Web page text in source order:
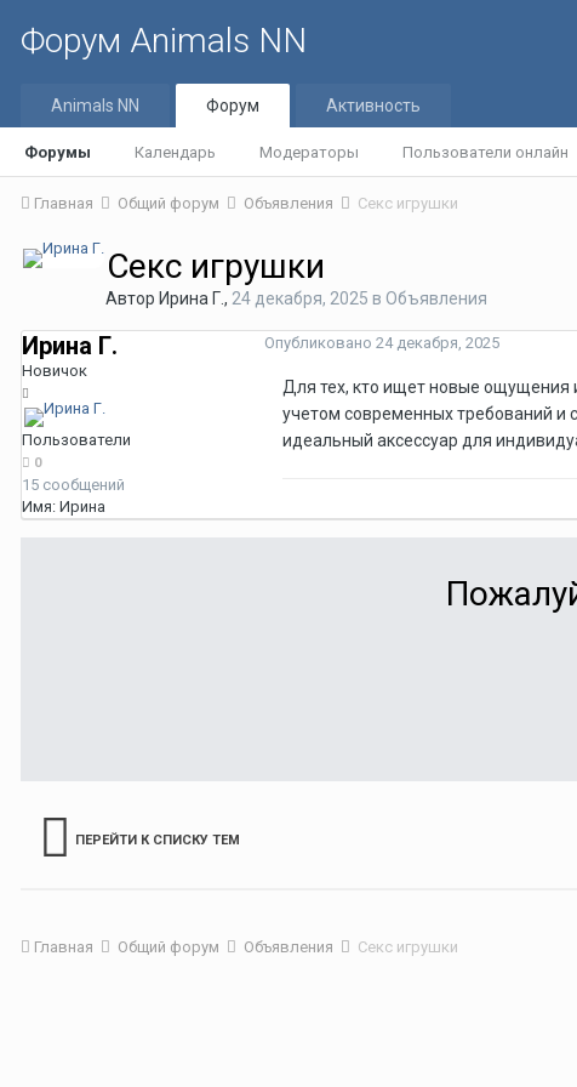
Форум Animals NN
Animals NN Форум
Форумы Календарь Модераторы Пользователи онлайн
Активность
Главная Общий форум Объявления Секс игрушки
Секс игрушки
Автор Ирина Г., 24 декабря, 2025 в Объявления
Ирина Г.
Новичок
Пользователи
0
15 сообщений
Имя: Ирина
Опубликовано 24 декабря, 2025
Для тех, кто ищет новые ощущения
учетом современных требований и
идеальный аксессуар для
ПЕРЕЙТИ К СПИСКУ ТЕМ
Главная Общий форум Объявления Секс игрушки